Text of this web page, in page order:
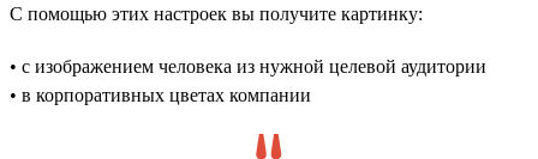
С помощью этих настроек вы получите картинку:
• с изображением человека из нужной целевой аудитории
• в корпоративных цветах компании